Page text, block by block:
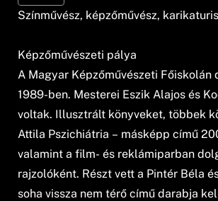
Színművész, képzőművész,
Képzőművészeti pálya
A Magyar Képzőművészeti Főiskolán
1989-ben. Mesterei Eszik Alajos és
voltak. Illusztrált könyveket, többek
Attila Pszichiátria – másképp című
valamint a film- és reklámiparban
rajzolóként. Részt vett a Pintér Béla
soha vissza nem térő című darabja